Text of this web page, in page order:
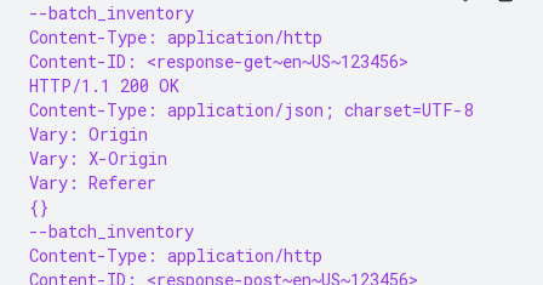
--batch_inventory
Content-Type: application/http
Content-ID: <response-get~en~US~123456>
HTTP/1.1 200 OK
Content-Type: application/json; charset=UTF-8
Vary: Origin
Vary: X-Origin
Vary: Referer
{}
--batch_inventory
Content-Type: application/http
Content-ID: <response-post~en~US~123456>